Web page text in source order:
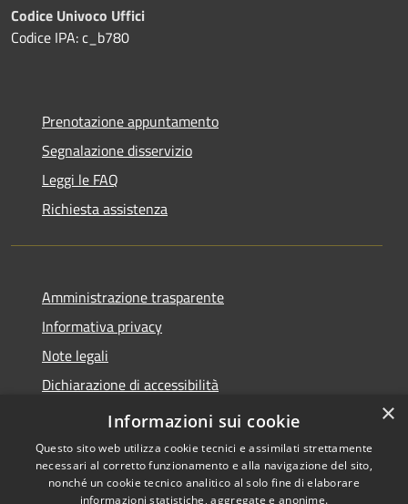
Codice Univoco Uffici
Codice IPA: c_b780
Prenotazione appuntamento
Segnalazione disservizio
Leggi le FAQ
Richiesta assistenza
Amministrazione trasparente
Informativa privacy
Note legali
Dichiarazione di accessibilità
Privacy e protezione dei dati
×
Informazioni sui cookie
Questo sito web utilizza cookie tecnici e assimilati strettamente
necessari al corretto funzionamento e alla navigazione del sito,
nonché un cookie tecnico analitico al solo fine di elaborare
informazioni statistiche, aggregate e anonime.